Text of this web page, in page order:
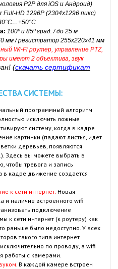
P2P для iOS и Андроид)
Full-HD 1296P (2304x1296 пикс)
°C
100º и 85º град. / до 25 м
мм / регистратор 255х220х41 мм
Wi-Fi роутер, управление PTZ,
имеют 2 объектива, звук
(скачать сертификат
СИСТЕМЫ:
программный алгоритм
исключить ложные
систему, когда в кадре
картинки (падают листья, идет
деревьев, появляются
Здесь вы можете выбрать в
чтобы тревога и запись
в кадре движение создается
к сети интернет. Новая
и наличие встроенного wifi
подключение
к сети интернет (к роутеру) как
раньше было недоступно. У всех
такого типа интернет
по проводу, а wifi
работы с камерами.
В каждой камере встроен